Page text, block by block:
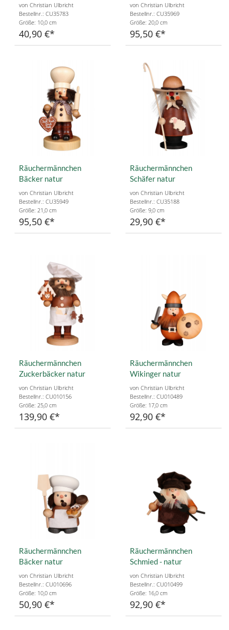
von Christian Ulbricht
Bestellnr.: CU35783
Größe: 10,0 cm
40,90 €
von Christian Ulbricht
Bestellnr.: CU35969
Größe: 20,0 cm
95,50 €
Räuchermännchen
Bäcker natur
von Christian Ulbricht
Bestellnr.: CU35949
Größe: 21,0 cm
95,50 €
Räuchermännchen
Schäfer natur
von Christian Ulbricht
Bestellnr.: CU35188
Größe: 9,0 cm
29,90 €
Räuchermännchen
Zuckerbäcker natur
von Christian Ulbricht
Bestellnr.: CU010156
Größe: 25,0 cm
139,90 €
Räuchermännchen
Wikinger natur
von Christian Ulbricht
Bestellnr.: CU010489
Größe: 17,0 cm
92,90 €
Räuchermännchen
Bäcker natur
von Christian Ulbricht
Bestellnr.: CU010696
Größe: 10,0 cm
50,90 €
Räuchermännchen
Schmied - natur
von Christian Ulbricht
Bestellnr.: CU010499
Größe: 16,0 cm
92,90 €